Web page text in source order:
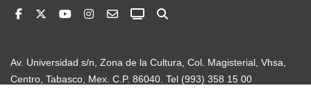
Av. Universidad s/n, Zona de la Cultura, Col. Magisterial, Vhsa,
Centro, Tabasco, Mex. C.P. 86040. Tel (993) 358 15 00